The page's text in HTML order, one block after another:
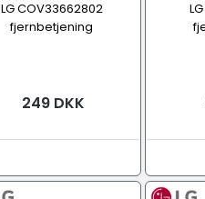
LG COV33662802
fjernbetjening
249 DKK